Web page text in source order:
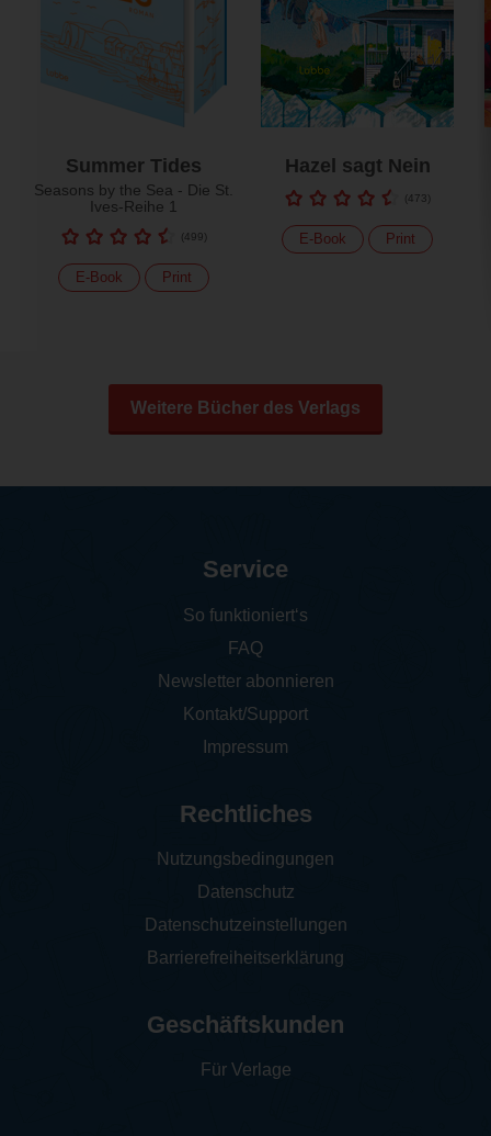
Summer Tides
Seasons by the Sea - Die St.
Ives-Reihe 1
(499)
E-Book Print
Hazel sagt Nein
(473)
E-Book Print
Weitere Bücher des Verlags
Service
So funktioniert‘s
FAQ
Newsletter abonnieren
Kontakt/Support
Impressum
Rechtliches
Nutzungsbedingungen
Datenschutz
Datenschutzeinstellungen
Barrierefreiheitserklärung
Geschäftskunden
Für Verlage